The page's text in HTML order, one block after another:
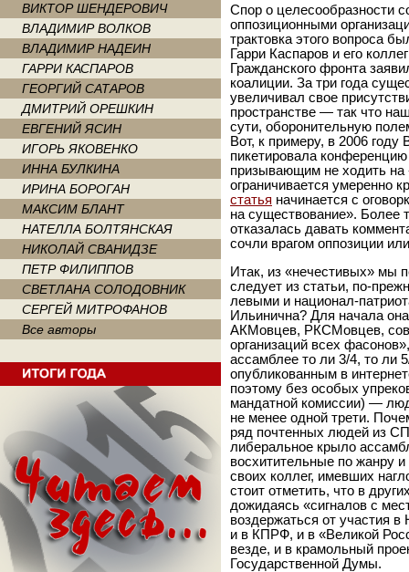
ВИКТОР ШЕНДЕРОВИЧ
ВЛАДИМИР ВОЛКОВ
ВЛАДИМИР НАДЕИН
ГАРРИ КАСПАРОВ
ГЕОРГИЙ САТАРОВ
ДМИТРИЙ ОРЕШКИН
ЕВГЕНИЙ ЯСИН
ИГОРЬ ЯКОВЕНКО
ИННА БУЛКИНА
ИРИНА БОРОГАН
МАКСИМ БЛАНТ
НАТЕЛЛА БОЛТЯНСКАЯ
НИКОЛАЙ СВАНИДЗЕ
ПЕТР ФИЛИППОВ
СВЕТЛАНА СОЛОДОВНИК
СЕРГЕЙ МИТРОФАНОВ
Все авторы
Спор о целесообразности
оппозиционными
трактовка этого вопроса
Гарри Каспаров и его
Гражданского фронта
коалиции. За три года
увеличивал свое
пространстве — так что
сути, оборонительную
Вот, к примеру, в 2006
пикетировала
призывающим не ходить на
ограничивается умеренно
статья начинается с
на существование». Более
отказалась давать
сочли врагом оппозиции
Итак, из «нечестивых» мы
следует из статьи, по-
левыми и национал-
Ильинична? Для начала
АКМовцев, РКСМовцев,
организаций всех
ассамблее то ли 3/4, то ли
опубликованным в
поэтому без особых
мандатной комиссии) —
не менее одной трети.
ряд почтенных людей из
либеральное крыло
восхитительные по жанру
своих коллег, имевших
стоит отметить, что в
дожидаясь «сигналов с
воздержаться от участия
и в КПРФ, и в «Великой
везде, и в крамольный
Государственной Думы.